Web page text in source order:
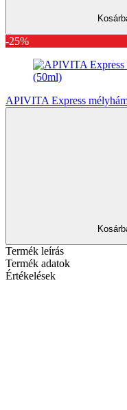
-25%
APIVITA Express
Termék leírás
Termék adatok
Értékelések